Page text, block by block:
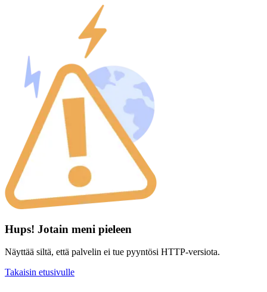
Hups! Jotain meni pieleen
Näyttää siltä, että palvelin ei tue pyyntösi HTTP-versiota.
Takaisin etusivulle